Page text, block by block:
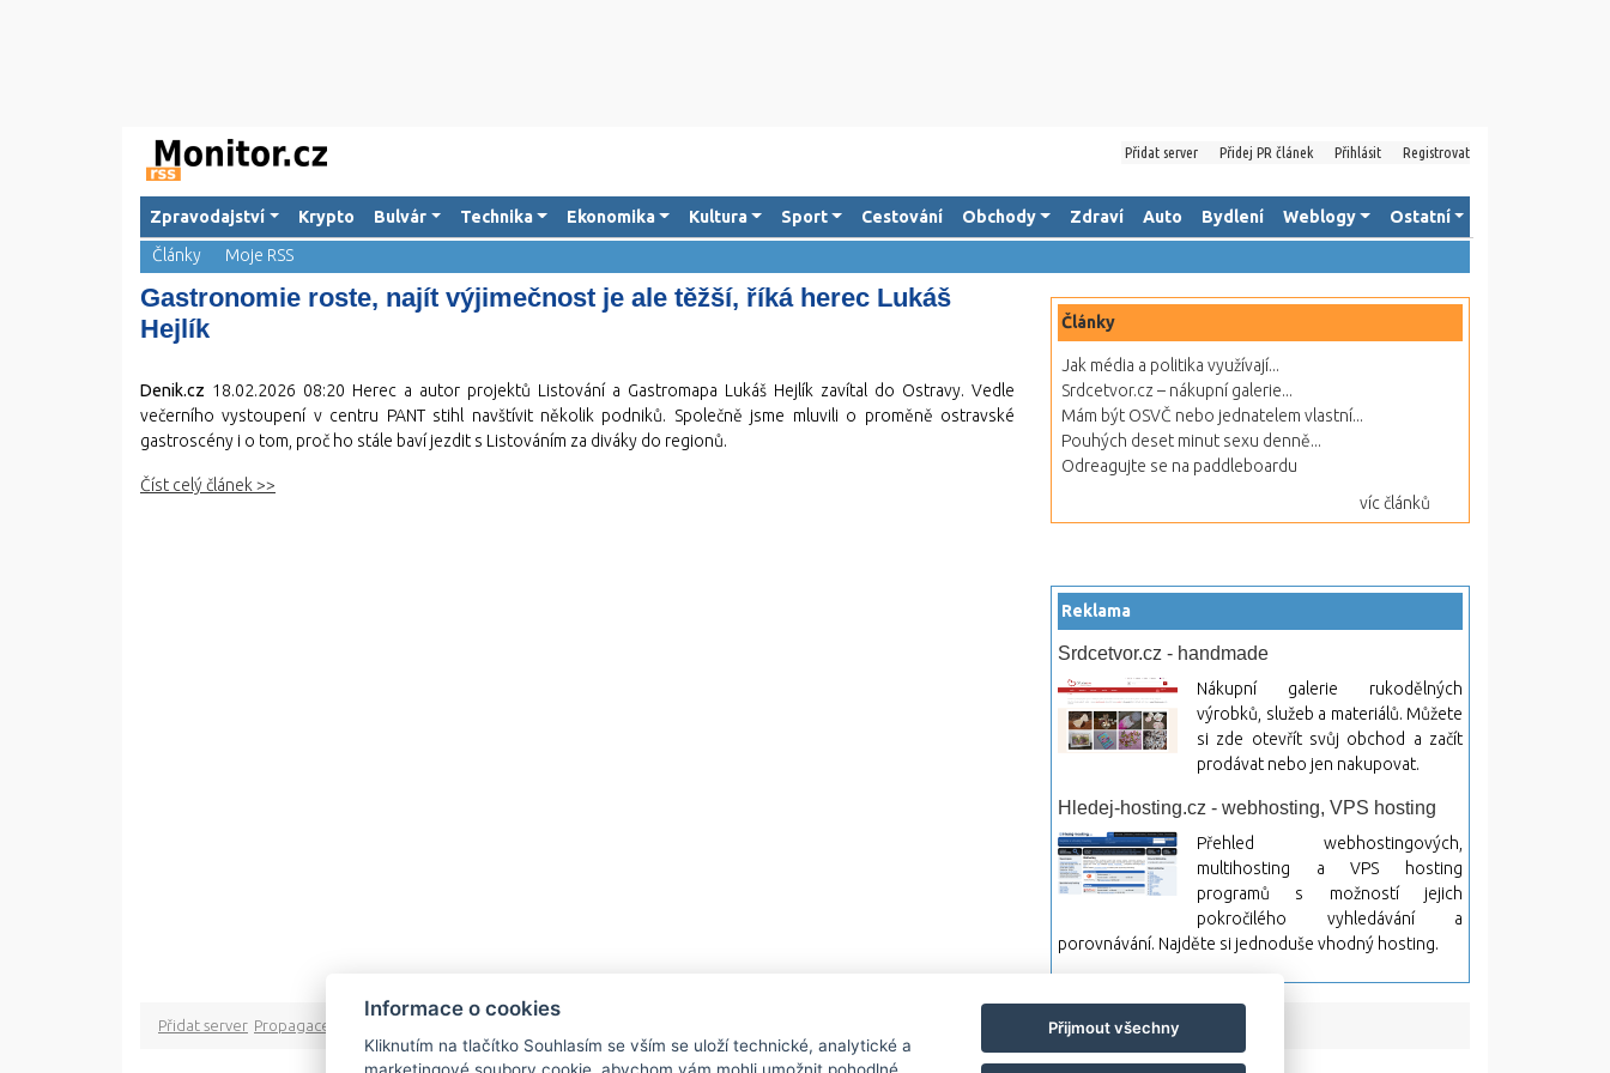
Přidat server Přidej PR článek Přihlásit Registrovat
Zpravodajství Krypto Bulvár Technika Ekonomika Kultura Sport Cestování Obchody Zdraví Auto Bydlení Weblogy
Ostatní
Články
Moje RSS
Gastronomie roste, najít výjimečnost je ale těžší, říká herec Lukáš
Hejlík
Denik.cz 18.02.2026 08:20 Herec a autor projektů Listování a Gastromapa Lukáš Hejlík zavítal do Ostravy. Vedle
večerního vystoupení v centru PANT stihl navštívit několik podniků. Společně jsme mluvili o proměně ostravské
gastroscény i o tom, proč ho stále baví jezdit s Listováním za diváky do regionů.
Číst celý článek >>
Články
Jak média a politika využívají...
Srdcetvor.cz – nákupní galerie...
Mám být OSVČ nebo jednatelem vlastní...
Pouhých deset minut sexu denně...
Odreagujte se na paddleboardu
víc článků
Reklama
Srdcetvor.cz - handmade
Nákupní galerie rukodělných
výrobků, služeb a materiálů. Můžete
si zde otevřít svůj obchod a začít
prodávat nebo jen nakupovat.
Hledej-hosting.cz - webhosting, VPS hosting
Přehled webhostingových,
multihosting a VPS hosting
programů s možností jejich
pokročilého vyhledávání a
porovnávání. Najděte si jednoduše vhodný hosting.
Přidat server Propagace
Informace o cookies
Kliknutím na tlačítko Souhlasím se vším se uloží technické, analytické a
Přijmout všechny